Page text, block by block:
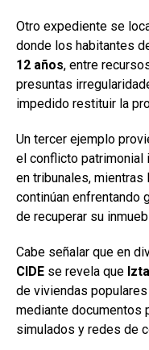
Otro expediente se
donde los habitantes
12 años, entre
presuntas
impedido restituir la
Un tercer ejemplo
el conflicto patrimonial
en tribunales,
continúan enfrentando
de recuperar su
Cabe señalar que en
CIDE se revela que
de viviendas
mediante documentos
simulados y redes de